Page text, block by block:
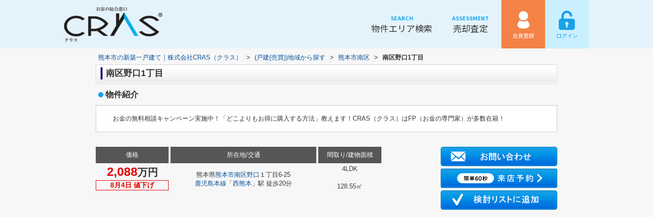
SEARCH
物件エリア検索
ASSESSMENT
売却査定
会員登録 ログイン
熊本市の新築一戸建て｜株式会社CRAS（クラス） > (戸建(売買))地域から探す > 熊本市南区 > 南区野口1丁目
南区野口1丁目
物件紹介
お金の無料相談キャンペーン実施中！「どこよりもお得に購入する方法」教えます！CRAS（クラス）はFP（お金の専門家）が多数在籍！
価格
2,088万円
8月4日 値下げ
所在地/交通
熊本県熊本市南区野口 １丁目6-25
鹿児島本線 「 西熊本 」駅 徒歩20分
間取り/建物面積
4LDK
128.55㎡